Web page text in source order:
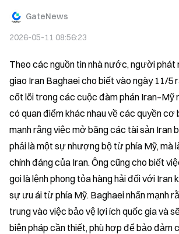
GateNews
2026-05-11 08:56:23
Theo các nguồn tin nhà nước, người phát
giao Iran Baghaei cho biết vào ngày 11/5
cốt lõi trong các cuộc đàm phán Iran–Mỹ
có quan điểm khác nhau về các quyền cơ
mạnh rằng việc mở băng các tài sản Iran
phải là một sự nhượng bộ từ phía Mỹ, mà
chính đáng của Iran. Ông cũng cho biết
gọi là lệnh phong tỏa hàng hải đối với Iran
sự ưu ái từ phía Mỹ. Baghaei nhấn mạnh
trung vào việc bảo vệ lợi ích quốc gia và
biện pháp cần thiết, phù hợp để bảo đảm